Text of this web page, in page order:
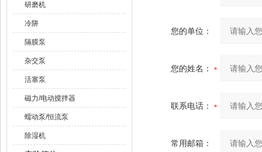
研磨机
冷阱
隔膜泵
杂交泵
活塞泵
磁力/电动搅拌器
蠕动泵/恒流泵
除湿机
您的单位：
您的姓名：
联系电话：
常用邮箱：